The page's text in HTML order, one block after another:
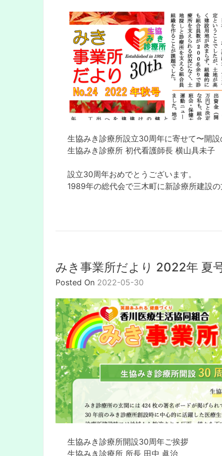
⽣協みき診療所設立30周年に寄せて〜開
⽣協みき診療所 初代看護師長 横山具未子
設立30周年おめでとうございます。
1989年の総代会で三木町に新診療所建設
みき事業所だより 2022年 夏
Posted On 2022-05-30
⽣協みき診療所開設30周年ご挨拶
⽣協みき診療所 所⻑ ⽥中 眞治